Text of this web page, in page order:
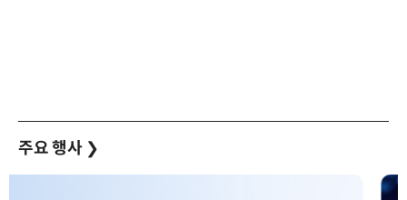
주요 행사 ❯